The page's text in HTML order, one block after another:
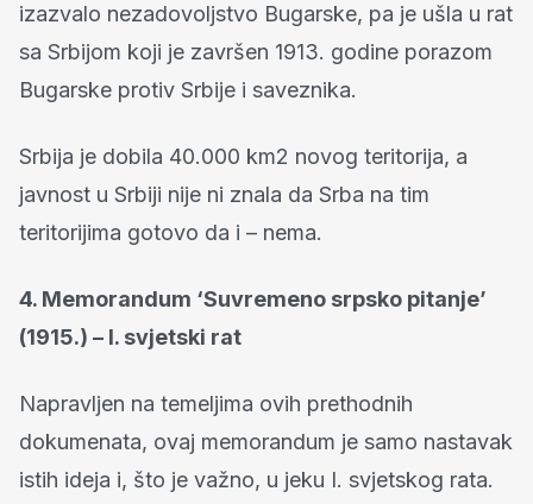
izazvalo nezadovoljstvo Bugarske, pa je ušla u rat
sa Srbijom koji je završen 1913. godine porazom
Bugarske protiv Srbije i saveznika.
Srbija je dobila 40.000 km2 novog teritorija, a
javnost u Srbiji nije ni znala da Srba na tim
teritorijima gotovo da i – nema.
4. Memorandum ‘Suvremeno srpsko pitanje’
(1915.) – I. svjetski rat
Napravljen na temeljima ovih prethodnih
dokumenata, ovaj memorandum je samo nastavak
istih ideja i, što je važno, u jeku I. svjetskog rata.